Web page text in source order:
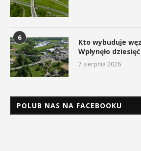
6
Kto wybuduje
Wpłynęło
7 sierpnia 2026
POLUB NAS NA FACEBOOKU